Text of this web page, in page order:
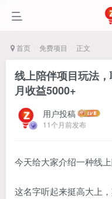
首页 免费项目 正文
线上陪伴项目玩法
月收益5000+
用户投稿
11个月前发布
今天给大家介绍一种线
这名字听起来挺高大上